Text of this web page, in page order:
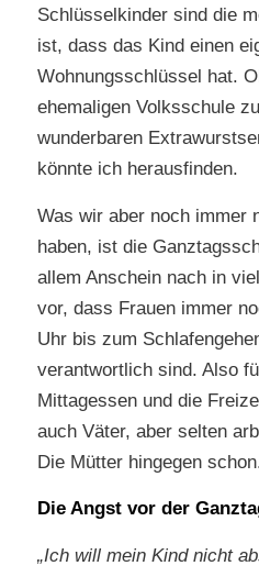
Schlüsselkinder sind die
ist, dass das Kind einen
Wohnungsschlüssel hat.
ehemaligen Volksschule
wunderbaren
könnte ich herausfinden.
Was wir aber noch immer
haben, ist die
allem Anschein nach in
vor, dass Frauen immer
Uhr bis zum
verantwortlich sind. Also
Mittagessen und die
auch Väter, aber selten
Die Mütter hingegen
Die Angst vor der
„Ich will mein Kind nicht